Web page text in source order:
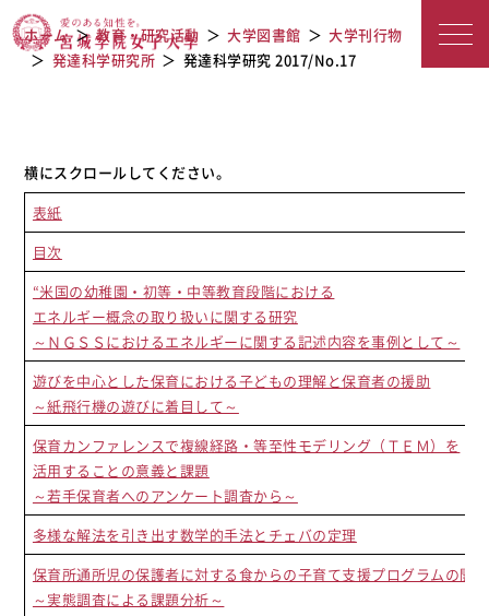
発達科学研究 2017/No.17
ホーム 教育・研究活動 大学図書館
大学刊行物
発達科学研究所
発達科学研究 2017/No.17
表紙
目次
“米国の幼稚園・初等・中等教育段階における
エネルギー概念の取り扱いに関する研究
～ＮＧＳＳにおけるエネルギーに関する記述内容を事例として～
遊びを中心とした保育における子どもの理解と保育者の援助
～紙飛行機の遊びに着目して～
保育カンファレンスで複線経路・等至性モデリング（ＴＥＭ）を
活用することの意義と課題
～若手保育者へのアンケート調査から～
多様な解法を引き出す数学的手法とチェバの定理
保育所通所児の保護者に対する食からの子育て支援プログラムの開発
～実態調査による課題分析～